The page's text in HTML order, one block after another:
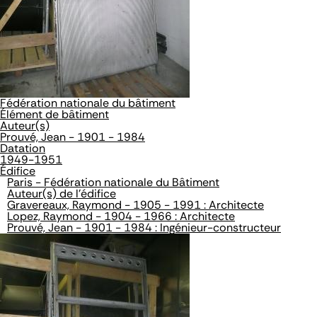
Fédération nationale du bâtiment
Élément de bâtiment
Auteur(s)
Prouvé, Jean - 1901 - 1984
Datation
1949-1951
Édifice
Paris - Fédération nationale du Bâtiment
Auteur(s) de l'édifice
Gravereaux, Raymond - 1905 - 1991 : Architecte
Lopez, Raymond - 1904 - 1966 : Architecte
Prouvé, Jean - 1901 - 1984 : Ingénieur-constructeur